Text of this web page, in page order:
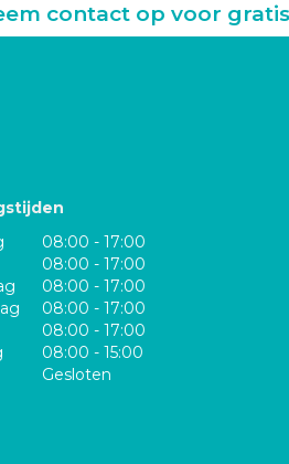
contact op voor
08:00 - 17:00
08:00 - 17:00
08:00 - 17:00
08:00 - 17:00
08:00 - 17:00
08:00 - 15:00
Gesloten